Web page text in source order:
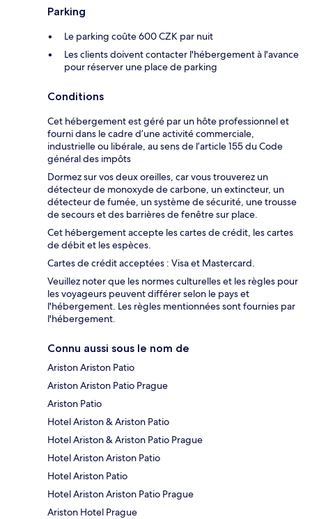
Parking
Le parking coûte 600 CZK par nuit
Les clients doivent contacter l'hébergement à l'avance
pour réserver une place de parking
Conditions
Cet hébergement est géré par un hôte professionnel et
fourni dans le cadre d’une activité commerciale,
industrielle ou libérale, au sens de l’article 155 du Code
général des impôts
Dormez sur vos deux oreilles, car vous trouverez un
détecteur de monoxyde de carbone, un extincteur, un
détecteur de fumée, un système de sécurité, une trousse
de secours et des barrières de fenêtre sur place.
Cet hébergement accepte les cartes de crédit, les cartes
de débit et les espèces.
Cartes de crédit acceptées : Visa et Mastercard.
Veuillez noter que les normes culturelles et les règles pour
les voyageurs peuvent différer selon le pays et
l'hébergement. Les règles mentionnées sont fournies par
l'hébergement.
Connu aussi sous le nom de
Ariston Ariston Patio
Ariston Ariston Patio Prague
Ariston Patio
Hotel Ariston & Ariston Patio
Hotel Ariston & Ariston Patio Prague
Hotel Ariston Ariston Patio
Hotel Ariston Patio
Hotel Ariston Ariston Patio Prague
Ariston Hotel Prague